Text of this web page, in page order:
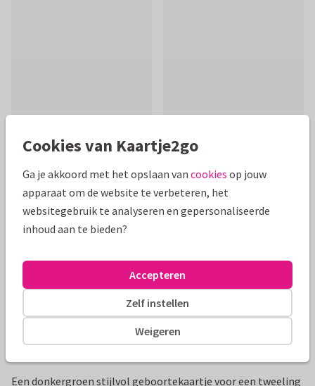
Mooie extra's bij je kaart
Een donkergroen stijlvol geboortekaartje voor een tweeling
Cookies van Kaartje2go
Ga je akkoord met het opslaan van cookies op jouw
apparaat om de website te verbeteren, het
websitegebruik te analyseren en gepersonaliseerde
inhoud aan te bieden?
Weigeren
Zelf instellen
Accepteren